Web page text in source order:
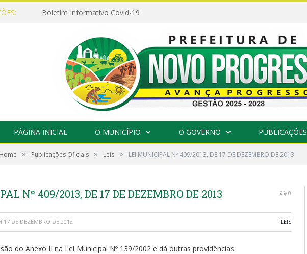
Boletim Informativo Covid-19
PÁGINA INICIAL O MUNICÍPIO O GOVERNO PUBLICAÇÕES
Home » Publicações Oficiais » Leis » LEI MUNICIPAL Nº 409/2013, DE 17 DE DEZEMBRO DE 2013
Nº 409/2013, DE 17 DE DEZEMBRO DE 2013 0
17 DE DEZEMBRO DE 2013 LEIS
do Anexo II na Lei Municipal Nº 139/2002 e dá outras providências